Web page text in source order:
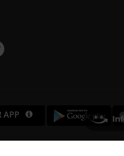
APP